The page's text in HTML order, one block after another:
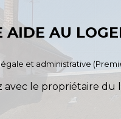
AIDE AU
et administrative
avec le propriétaire